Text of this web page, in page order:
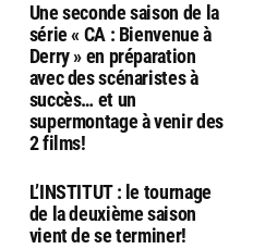
Une seconde saison de la
série « CA : Bienvenue à
Derry » en préparation
avec des scénaristes à
succès… et un
supermontage à venir des
2 films!
L’INSTITUT : le tournage
de la deuxième saison
vient de se terminer!